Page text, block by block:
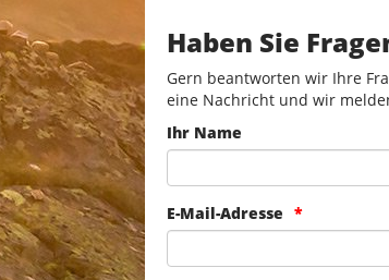
Haben Sie
Gern beantworten wir Ihre
eine Nachricht und wir
Ihr Name
E-Mail-Adresse